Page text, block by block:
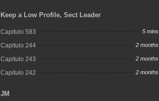
Keep a Low Profile, Sect Leader
Capitulo 583 5 mins
Capitulo 244 2 months
Capitulo 243 2 months
Capitulo 242 2 months
JM